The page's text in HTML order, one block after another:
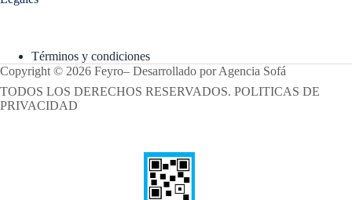
Términos y condiciones
Copyright © 2026 Feyro– Desarrollado porAgencia Sofá
TODOS LOS DERECHOS RESERVADOS. POLITICAS DE
PRIVACIDAD